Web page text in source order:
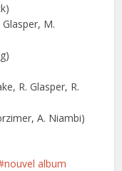
M.
R. Glasper, R.
A. Niambi)
nouvel album